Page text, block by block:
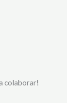
colaborar!